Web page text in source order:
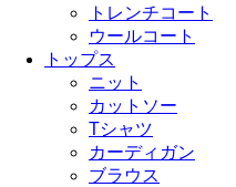
トレンチコート
ウールコート
トップス
ニット
カットソー
Tシャツ
カーディガン
ブラウス